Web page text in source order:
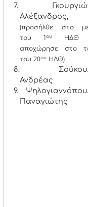
7.
Αλέξανδρος,
(προσήλθε στο
του 1ου
ΗΔΘ
αποχώρησε στο
του 20ουΗΔΘ)
8.
Ανδρέας
9.
Παναγιώτης